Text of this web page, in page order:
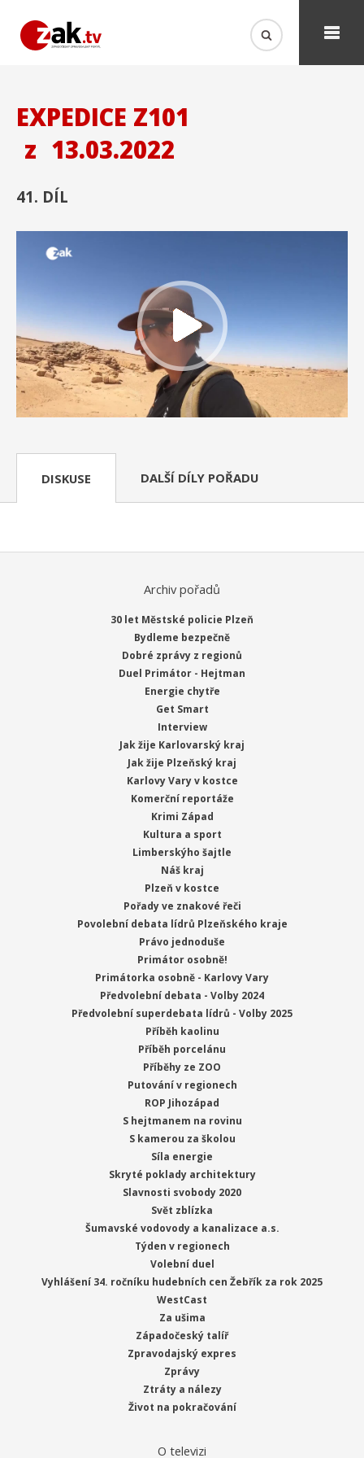
EXPEDICE Z101
z 13.03.2022
41. DÍL
DISKUSE DALŠÍ DÍLY POŘADU
Archiv pořadů
30 let Městské policie Plzeň
Bydleme bezpečně
Dobré zprávy z regionů
Duel Primátor - Hejtman
Energie chytře
Get Smart
Interview
Jak žije Karlovarský kraj
Jak žije Plzeňský kraj
Karlovy Vary v kostce
Komerční reportáže
Krimi Západ
Kultura a sport
Limberskýho šajtle
Náš kraj
Plzeň v kostce
Pořady ve znakové řeči
Povolební debata lídrů Plzeňského kraje
Právo jednoduše
Primátor osobně!
Primátorka osobně - Karlovy Vary
Předvolební debata - Volby 2024
Předvolební superdebata lídrů - Volby 2025
Příběh kaolinu
Příběh porcelánu
Příběhy ze ZOO
Putování v regionech
ROP Jihozápad
S hejtmanem na rovinu
S kamerou za školou
Síla energie
Skryté poklady architektury
Slavnosti svobody 2020
Svět zblízka
Šumavské vodovody a kanalizace a.s.
Týden v regionech
Volební duel
Vyhlášení 34. ročníku hudebních cen Žebřík za rok 2025
WestCast
Za ušima
Západočeský talíř
Zpravodajský expres
Zprávy
Ztráty a nálezy
Život na pokračování
O televizi